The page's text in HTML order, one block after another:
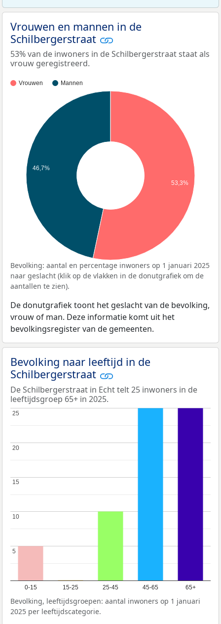
Vrouwen en mannen in de
Schilbergerstraat
53% van de inwoners in de Schilbergerstraat staat als
vrouw geregistreerd.
Vrouwen Mannen
46,7%
53,3%
Bevolking: aantal en percentage inwoners op 1 januari 2025
naar geslacht (klik op de vlakken in de donutgrafiek om de
aantallen te zien).
De donutgrafiek toont het geslacht van de bevolking,
vrouw of man. Deze informatie komt uit het
bevolkingsregister van de gemeenten.
Bevolking naar leeftijd in de
Schilbergerstraat
De Schilbergerstraat in Echt telt 25 inwoners in de
leeftijdsgroep 65+ in 2025.
0-15 15-25 25-45 45-65 65+
5
5
10
10
15
15
20
20
25
25
Bevolking, leeftijdsgroepen: aantal inwoners op 1 januari
2025 per leeftijdscategorie.